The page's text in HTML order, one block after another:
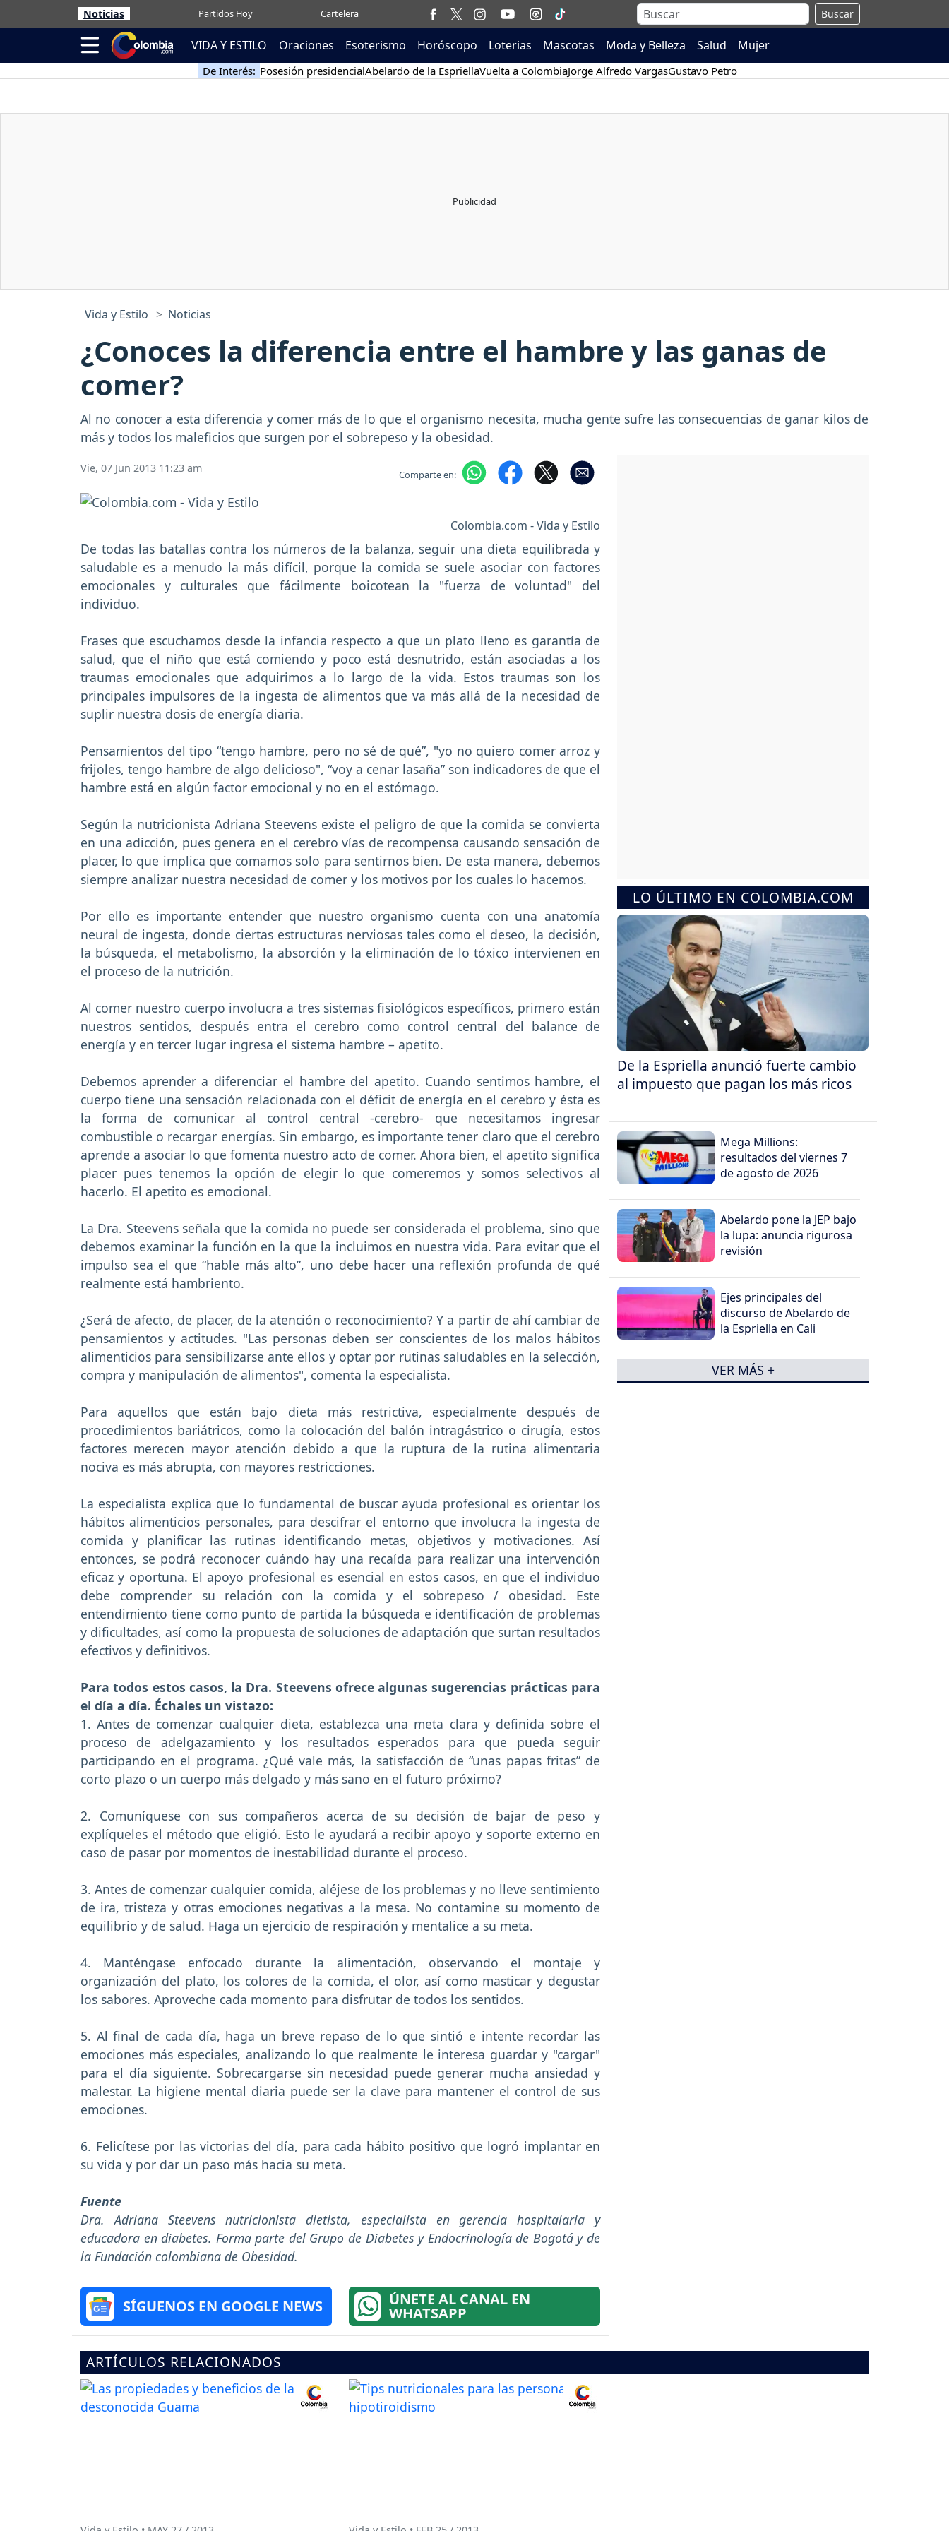
Noticias Partidos Hoy Cartelera Buscar
VIDA Y ESTILO Oraciones Esoterismo Horóscopo Loterias Mascotas Moda y Belleza Salud Mujer
De Interés: Posesión presidencialAbelardo de la EspriellaVuelta a ColombiaJorge Alfredo VargasGustavo Petro
Vida y Estilo Noticias
¿Conoces la diferencia entre el hambre y las ganas de
comer?
Al no conocer a esta diferencia y comer más de lo que el organismo necesita, mucha gente sufre las consecuencias de ganar kilos de
más y todos los maleficios que surgen por el sobrepeso y la obesidad.
Vie, 07 Jun 2013 11:23 am Comparte en:
Colombia.com - Vida y Estilo
De todas las batallas contra los números de la balanza, seguir una dieta equilibrada y
saludable es a menudo la más difícil, porque la comida se suele asociar con factores
emocionales y culturales que fácilmente boicotean la "fuerza de voluntad" del
individuo.
Frases que escuchamos desde la infancia respecto a que un plato lleno es garantía de
salud, que el niño que está comiendo y poco está desnutrido, están asociadas a los
traumas emocionales que adquirimos a lo largo de la vida. Estos traumas son los
principales impulsores de la ingesta de alimentos que va más allá de la necesidad de
suplir nuestra dosis de energía diaria.
Pensamientos del tipo “tengo hambre, pero no sé de qué”, "yo no quiero comer arroz y
frijoles, tengo hambre de algo delicioso", “voy a cenar lasaña” son indicadores de que el
hambre está en algún factor emocional y no en el estómago.
Según la nutricionista Adriana Steevens existe el peligro de que la comida se convierta
en una adicción, pues genera en el cerebro vías de recompensa causando sensación de
placer, lo que implica que comamos solo para sentirnos bien. De esta manera, debemos
siempre analizar nuestra necesidad de comer y los motivos por los cuales lo hacemos.
Por ello es importante entender que nuestro organismo cuenta con una anatomía
neural de ingesta, donde ciertas estructuras nerviosas tales como el deseo, la decisión,
la búsqueda, el metabolismo, la absorción y la eliminación de lo tóxico intervienen en
el proceso de la nutrición.
Al comer nuestro cuerpo involucra a tres sistemas fisiológicos específicos, primero están
nuestros sentidos, después entra el cerebro como control central del balance de
energía y en tercer lugar ingresa el sistema hambre – apetito.
Debemos aprender a diferenciar el hambre del apetito. Cuando sentimos hambre, el
cuerpo tiene una sensación relacionada con el déficit de energía en el cerebro y ésta es
la forma de comunicar al control central -cerebro- que necesitamos ingresar
combustible o recargar energías. Sin embargo, es importante tener claro que el cerebro
aprende a asociar lo que fomenta nuestro acto de comer. Ahora bien, el apetito significa
placer pues tenemos la opción de elegir lo que comeremos y somos selectivos al
hacerlo. El apetito es emocional.
La Dra. Steevens señala que la comida no puede ser considerada el problema, sino que
debemos examinar la función en la que la incluimos en nuestra vida. Para evitar que el
impulso sea el que “hable más alto”, uno debe hacer una reflexión profunda de qué
realmente está hambriento.
¿Será de afecto, de placer, de la atención o reconocimiento? Y a partir de ahí cambiar de
pensamientos y actitudes. "Las personas deben ser conscientes de los malos hábitos
alimenticios para sensibilizarse ante ellos y optar por rutinas saludables en la selección,
compra y manipulación de alimentos", comenta la especialista.
Para aquellos que están bajo dieta más restrictiva, especialmente después de
procedimientos bariátricos, como la colocación del balón intragástrico o cirugía, estos
factores merecen mayor atención debido a que la ruptura de la rutina alimentaria
nociva es más abrupta, con mayores restricciones.
La especialista explica que lo fundamental de buscar ayuda profesional es orientar los
hábitos alimenticios personales, para descifrar el entorno que involucra la ingesta de
comida y planificar las rutinas identificando metas, objetivos y motivaciones. Así
entonces, se podrá reconocer cuándo hay una recaída para realizar una intervención
eficaz y oportuna. El apoyo profesional es esencial en estos casos, en que el individuo
debe comprender su relación con la comida y el sobrepeso / obesidad. Este
entendimiento tiene como punto de partida la búsqueda e identificación de problemas
y dificultades, así como la propuesta de soluciones de adaptación que surtan resultados
efectivos y definitivos.
Para todos estos casos, la Dra. Steevens ofrece algunas sugerencias prácticas para
el día a día. Échales un vistazo:
1. Antes de comenzar cualquier dieta, establezca una meta clara y definida sobre el
proceso de adelgazamiento y los resultados esperados para que pueda seguir
participando en el programa. ¿Qué vale más, la satisfacción de “unas papas fritas” de
corto plazo o un cuerpo más delgado y más sano en el futuro próximo?
2. Comuníquese con sus compañeros acerca de su decisión de bajar de peso y
explíqueles el método que eligió. Esto le ayudará a recibir apoyo y soporte externo en
caso de pasar por momentos de inestabilidad durante el proceso.
3. Antes de comenzar cualquier comida, aléjese de los problemas y no lleve sentimiento
de ira, tristeza y otras emociones negativas a la mesa. No contamine su momento de
equilibrio y de salud. Haga un ejercicio de respiración y mentalice a su meta.
4. Manténgase enfocado durante la alimentación, observando el montaje y
organización del plato, los colores de la comida, el olor, así como masticar y degustar
los sabores. Aproveche cada momento para disfrutar de todos los sentidos.
5. Al final de cada día, haga un breve repaso de lo que sintió e intente recordar las
emociones más especiales, analizando lo que realmente le interesa guardar y "cargar"
para el día siguiente. Sobrecargarse sin necesidad puede generar mucha ansiedad y
malestar. La higiene mental diaria puede ser la clave para mantener el control de sus
emociones.
6. Felicítese por las victorias del día, para cada hábito positivo que logró implantar en
su vida y por dar un paso más hacia su meta.
Fuente
Dra. Adriana Steevens nutricionista dietista, especialista en gerencia hospitalaria y
educadora en diabetes. Forma parte del Grupo de Diabetes y Endocrinología de Bogotá y de
la Fundación colombiana de Obesidad.
SÍGUENOS EN GOOGLE NEWS ÚNETE AL CANAL EN
WHATSAPP
LO ÚLTIMO EN COLOMBIA.COM
De la Espriella anunció fuerte cambio
al impuesto que pagan los más ricos
Mega Millions:
resultados del viernes 7
de agosto de 2026
Abelardo pone la JEP bajo
la lupa: anuncia rigurosa
revisión
Ejes principales del
discurso de Abelardo de
la Espriella en Cali
VER MÁS +
ARTÍCULOS RELACIONADOS